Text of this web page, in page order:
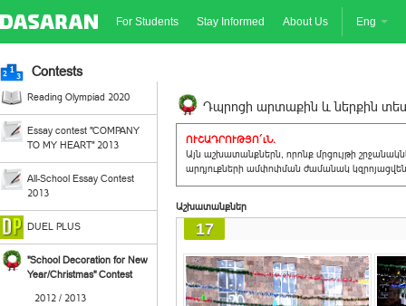
For Students Stay Informed About Us Eng
Contests
Reading Olympiad 2020
Essay contest "COMPANY
TO MY HEART" 2013
All-School Essay Contest
2013
DUEL PLUS
"School Decoration for New
Year/Christmas" Contest
2012 / 2013
Դպրոցի արտաքին և ներքին
ՈՒՇԱԴՐՈՒԹՅՈ´ւՆ.
Այն աշխատանքներն, որոնք մրցույթի
արդյուքների ամփոփման ժամանակ
Աշխատանքներ
17